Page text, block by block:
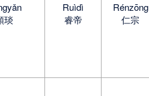
琰
Ruìdì
睿帝
Rénzōng
仁宗